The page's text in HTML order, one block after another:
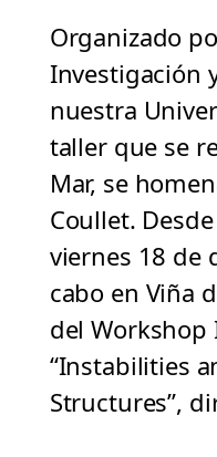
Organizado
Investigación
nuestra
taller que se
Mar, se
Coullet.
viernes 18 de
cabo en Viña
del
“Instabilities
Structures”,